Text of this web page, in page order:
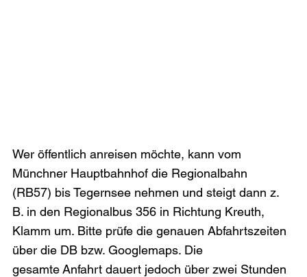
Wer öffentlich anreisen möchte, kann vom
Münchner Hauptbahnhof die Regionalbahn
(RB57) bis Tegernsee nehmen und steigt dann z.
B. in den Regionalbus 356 in Richtung Kreuth,
Klamm um. Bitte prüfe die genauen Abfahrtszeiten
über die DB bzw. Googlemaps. Die
gesamte Anfahrt dauert jedoch über zwei Stunden